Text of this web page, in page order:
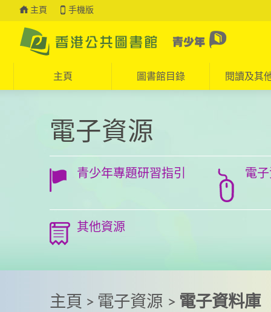
主頁 手機版
主頁 圖書館目錄 閱讀及其
電子資源
青少年專題研習指引 電
其他資源
主頁 > 電子資源 > 電子資料庫